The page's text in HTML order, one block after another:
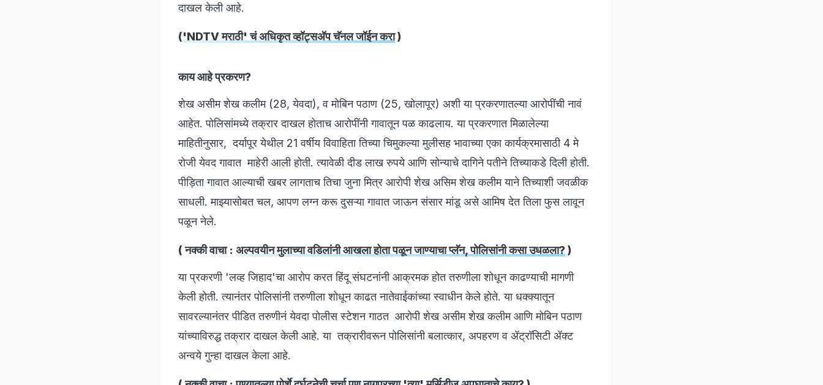
दाखल केली आहे.
('NDTV मराठी' चं अधिकृत व्हॉट्सअ‍ॅप चॅनल जॉईन करा)
काय आहे प्रकरण?
शेख असीम शेख कलीम (28, येवदा), व मोबिन पठाण (25, खोलापूर) अशी या प्रकरणातल्या आरोपींची नावं
आहेत. पोलिसांमध्ये तक्रार दाखल होताच आरोपींनी गावातून पळ काढलाय. या प्रकरणात मिळालेल्या
माहितीनुसार, दर्यापूर येथील 21 वर्षीय विवाहिता तिच्या चिमुकल्या मुलीसह भावाच्या एका कार्यक्रमासाठी 4 मे
रोजी येवद गावात माहेरी आली होती. त्यावेळी दीड लाख रुपये आणि सोन्याचे दागिने पतीने तिच्याकडे दिली होती.
पीड़िता गावात आल्याची खबर लागताच तिचा जुना मित्र आरोपी शेख असिम शेख कलीम याने तिच्याशी जवळीक
साधली. माझ्यासोबत चल, आपण लग्न करू दुसऱ्या गावात जाऊन संसार मांडू असे आमिष देत तिला फुस लावून
पळून नेले.
( नक्की वाचा : अल्पवयीन मुलाच्या वडिलांनी आखला होता पळून जाण्याचा प्लॅन, पोलिसांनी कसा उधळला? )
या प्रकरणी 'लव्ह जिहाद'चा आरोप करत हिंदू संघटनांनी आक्रमक होत तरुणीला शोधून काढण्याची मागणी
केली होती. त्यानंतर पोलिसांनी तरुणीला शोधून काढत नातेवाईकांच्या स्वाधीन केले होते. या धक्क्यातून
सावरल्यानंतर पीडित तरुणीनं येवदा पोलीस स्टेशन गाठत आरोपी शेख असीम शेख कलीम आणि मोबिन पठाण
यांच्याविरुद्ध तक्रार दाखल केली आहे. या तक्रारीवरून पोलिसांनी बलात्कार, अपहरण व ॲट्रॉसिटी ॲक्ट
अन्वये गुन्हा दाखल केला आहे.